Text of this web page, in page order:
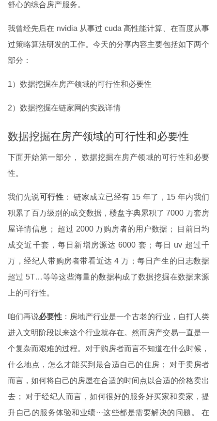
舒心的综合房产服务。
我曾经先后在 nvidia 从事过 cuda 高性能计算、在百度从事
过策略算法研发的工作。今天的分享内容主要包括如下两个
部分：
1）数据挖掘在房产领域的可行性和必要性
2）数据挖掘在链家网的实践详情
数据挖掘在房产领域的可行性和必要性
下面开始第一部分， 数据挖掘在房产领域的可行性和必要
性。
我们先说可行性 ： 链家成立已经有 15 年了，15 年内我们
积累了百万级别的成交数据，楼盘字典累积了 7000 万套房
屋详情信息； 超过 2000 万购房者的用户数据； 目前日均
成交近千套，每日新增房源达 6000 套；每日 uv 超过千
万，经纪人带购房者带看近达 4 万；每日产生的日志数据
超过 5T…等等这些海量的数据构成了数据挖掘在数据来源
上的可行性。
咱们再说必要性 ：房地产行业是一个古老的行业，自打人类
进入文明阶段以来这个行业就存在。然而房产交易一直是一
个复杂而艰难的过程。对于购房者而言不知道在什么时候，
什么地点，怎么才能买到最合适自己的住房； 对于卖房者
而言，如何将自己的房屋在合适的时间点以合适的价格卖出
去； 对于经纪人而言，如何很好的服务好买家和卖家，提
升自己的服务体验和业绩···这些都是需要解决的问题。 在